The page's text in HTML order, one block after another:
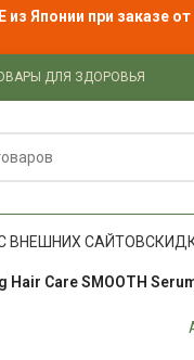
из Японии при заказе
ДЛЯ ЗДОРОВЬЯ
ВНЕШНИХ САЙТОВ
Hair Care SMOOTH